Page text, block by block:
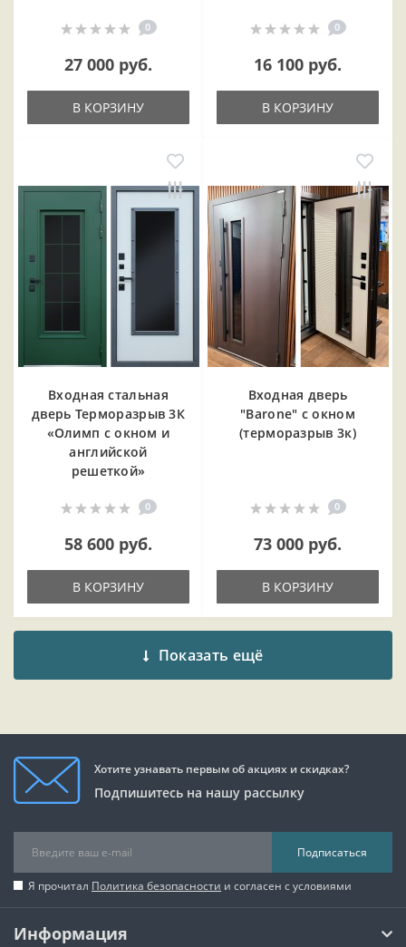
0
27 000 руб.
В КОРЗИНУ
0
16 100 руб.
В КОРЗИНУ
Входная cтальная
дверь Терморазрыв 3К
«Олимп с окном и
английской
решеткой»
0
58 600 руб.
В КОРЗИНУ
Входная дверь
"Barone" с окном
(терморазрыв 3к)
0
73 000 руб.
В КОРЗИНУ
Показать ещё
Хотите узнавать первым об акциях и скидках?
Подпишитесь на нашу рассылку
Подписаться
Я прочитал Политика безопасности и согласен с условиями
Информация